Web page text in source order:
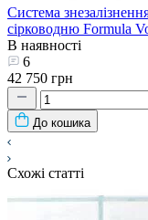
Система
сірководню Formula
В наявності
6
42 750 грн
До кошика
Схожі статті